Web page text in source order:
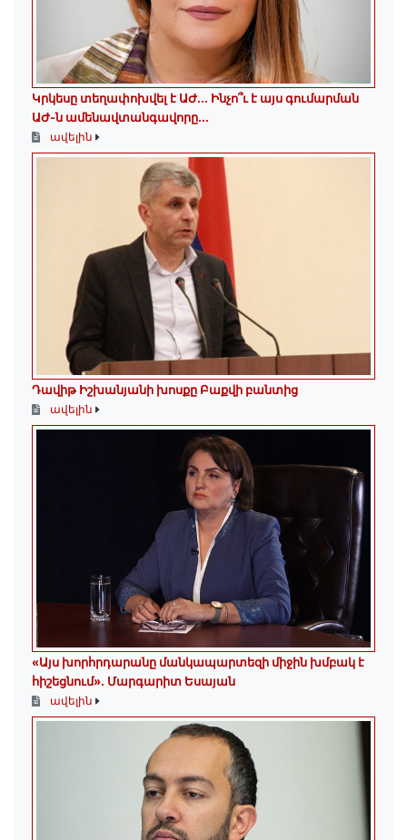
Կրկեսը տեղափոխվել է ԱԺ... Ինչո՞ւ է այս գումարման
ԱԺ-ն ամենավտանգավորը...
ավելին
Դավիթ Իշխանյանի խոսքը Բաքվի բանտից
ավելին
«Այս խորհրդարանը մանկապարտեզի միջին խմբակ է
հիշեցնում»․ Մարգարիտ Եսայան
ավելին